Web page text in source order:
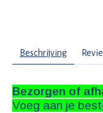
Beschrijving
Bezorgen of
Voeg aan je